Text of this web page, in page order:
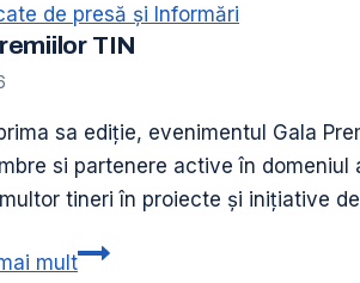
sept
2019
Mondială
Judgement
Day
a
de presă şi Informări
TIN
sa ediție, evenimentul Gala
si partenere active în
tineri în proiecte și inițiative
multGala